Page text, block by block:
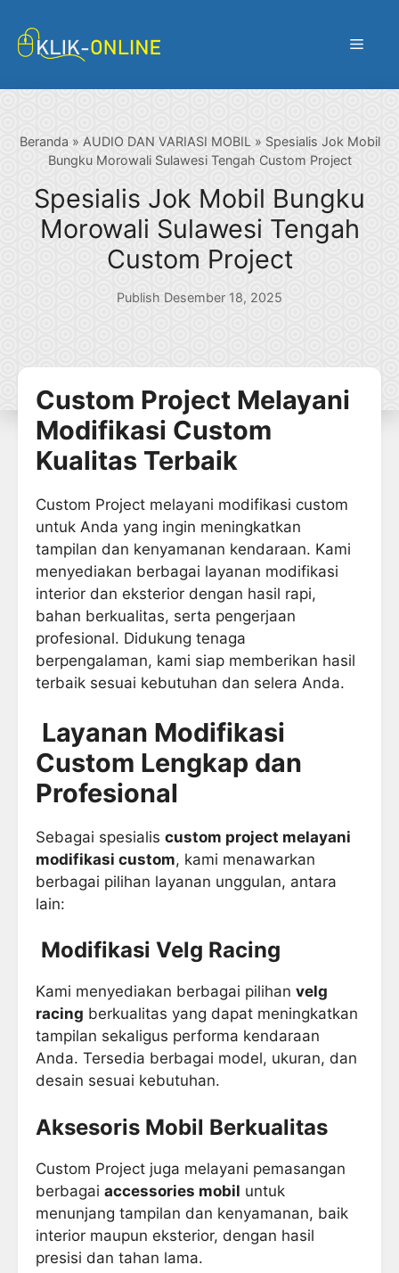
Menu
Beranda » AUDIO DAN VARIASI MOBIL » Spesialis Jok Mobil
Bungku Morowali Sulawesi Tengah Custom Project
Spesialis Jok Mobil Bungku
Morowali Sulawesi Tengah
Custom Project
Publish Desember 18, 2025
Custom Project Melayani
Modifikasi Custom
Kualitas Terbaik
Custom Project melayani modifikasi custom
untuk Anda yang ingin meningkatkan
tampilan dan kenyamanan kendaraan. Kami
menyediakan berbagai layanan modifikasi
interior dan eksterior dengan hasil rapi,
bahan berkualitas, serta pengerjaan
profesional. Didukung tenaga
berpengalaman, kami siap memberikan hasil
terbaik sesuai kebutuhan dan selera Anda.
Layanan Modifikasi
Custom Lengkap dan
Profesional
Sebagai spesialis custom project melayani
modifikasi custom, kami menawarkan
berbagai pilihan layanan unggulan, antara
lain:
Modifikasi Velg Racing
Kami menyediakan berbagai pilihan velg
racing berkualitas yang dapat meningkatkan
tampilan sekaligus performa kendaraan
Anda. Tersedia berbagai model, ukuran, dan
desain sesuai kebutuhan.
Aksesoris Mobil Berkualitas
Custom Project juga melayani pemasangan
berbagai accessories mobil untuk
menunjang tampilan dan kenyamanan, baik
interior maupun eksterior, dengan hasil
presisi dan tahan lama.